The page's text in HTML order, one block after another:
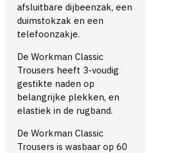
afsluitbare dijbeenzak, een
duimstokzak en een
telefoonzakje.
De Workman Classic
Trousers heeft 3-voudig
gestikte naden op
belangrijke plekken, en
elastiek in de rugband.
De Workman Classic
Trousers is wasbaar op 60